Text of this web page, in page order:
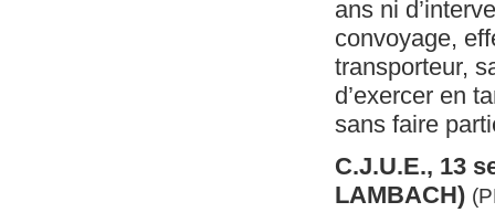
ans ni
convoyage,
transporteur,
d’exercer en
sans faire
C.J.U.E., 13
LAMBACH)